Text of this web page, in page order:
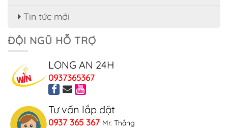
Tin tức mới
ĐỘI NGŨ HỖ TRỢ
LONG AN 24H
0937365367
Tư vấn lắp đặt
0937 365 367 Mr. Thắng